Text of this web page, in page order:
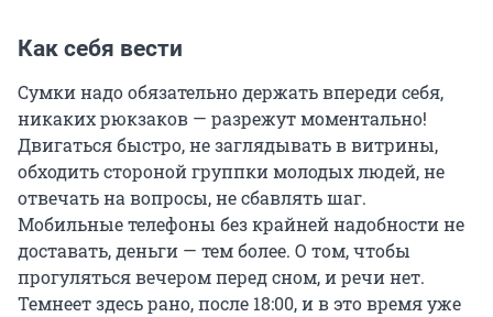
Как себя вести
Сумки надо обязательно держать впереди себя,
никаких рюкзаков — разрежут моментально!
Двигаться быстро, не заглядывать в витрины,
обходить стороной группки молодых людей, не
отвечать на вопросы, не сбавлять шаг.
Мобильные телефоны без крайней надобности не
доставать, деньги — тем более. О том, чтобы
прогуляться вечером перед сном, и речи нет.
Темнеет здесь рано, после 18:00, и в это время уже